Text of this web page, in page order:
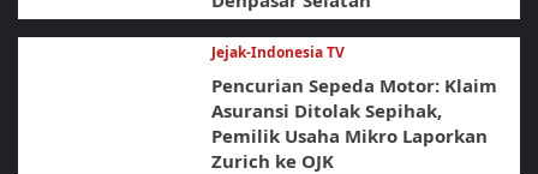
Jejak-Indonesia TV
Pencurian Sepeda Motor: Klaim
Asuransi Ditolak Sepihak,
Pemilik Usaha Mikro Laporkan
Zurich ke OJK